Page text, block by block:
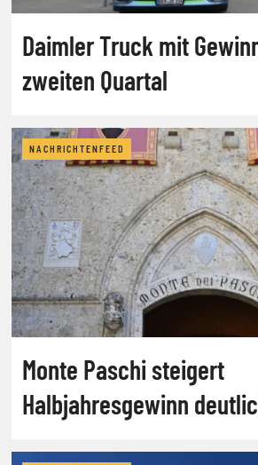
Daimler Truck mit
zweiten Quartal
NACHRICHTENFEED
Monte Paschi steigert
Halbjahresgewinn